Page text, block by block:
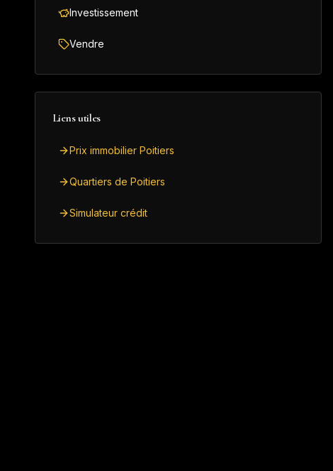
Investissement
Vendre
Liens utiles
Prix immobilier Poitiers
Quartiers de Poitiers
Simulateur crédit